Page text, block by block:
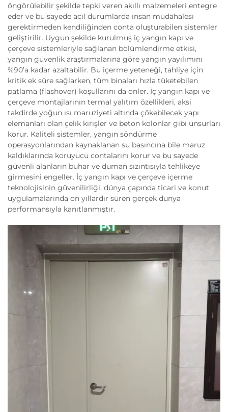
öngörülebilir şekilde tepki veren akıllı malzemeleri entegre
eder ve bu sayede acil durumlarda insan müdahalesi
gerektirmeden kendiliğinden conta oluşturabilen sistemler
geliştirilir. Uygun şekilde kurulmuş iç yangın kapı ve
çerçeve sistemleriyle sağlanan bölümlendirme etkisi,
yangın güvenlik araştırmalarına göre yangın yayılımını
%90’a kadar azaltabilir. Bu içerme yeteneği, tahliye için
kritik ek süre sağlarken, tüm binaları hızla tüketebilen
patlama (flashover) koşullarını da önler. İç yangın kapı ve
çerçeve montajlarının termal yalıtım özellikleri, aksi
takdirde yoğun ısı maruziyeti altında çökebilecek yapı
elemanları olan çelik kirişler ve beton kolonlar gibi unsurları
korur. Kaliteli sistemler, yangın söndürme
operasyonlarından kaynaklanan su basıncına bile maruz
kaldıklarında koruyucu contalarını korur ve bu sayede
güvenli alanların buhar ve duman sızıntısıyla tehlikeye
girmesini engeller. İç yangın kapı ve çerçeve içerme
teknolojisinin güvenilirliği, dünya çapında ticari ve konut
uygulamalarında on yıllardır süren gerçek dünya
performansıyla kanıtlanmıştır.